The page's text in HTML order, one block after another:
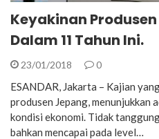
Keyakinan
Dalam 11 Tahun Ini.
23/01/2018 0
ESANDAR, Jakarta – Kajian
produsen Jepang, menunjukkan
kondisi ekonomi. Tidak
bahkan mencapai pada level…